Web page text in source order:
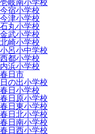
壱岐南小学校
今宿小学校
今津小学校
石丸小学校
金武小学校
北崎小学校
小呂小中学校
西都小学校
内浜小学校
春日市
日の出小学校
春日小学校
春日原小学校
春日東小学校
春日北小学校
春日南小学校
春日西小学校